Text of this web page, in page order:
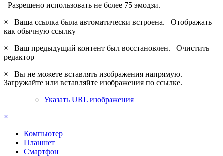
Разрешено использовать не более 75 эмодзи.
×
Ваша ссылка была автоматически встроена. Отображать
как обычную ссылку
×
Ваш предыдущий контент был восстановлен. Очистить
редактор
×
Вы не можете вставлять изображения напрямую.
Загружайте или вставляйте изображения по ссылке.
Указать URL изображения
×
Компьютер
Планшет
Смартфон